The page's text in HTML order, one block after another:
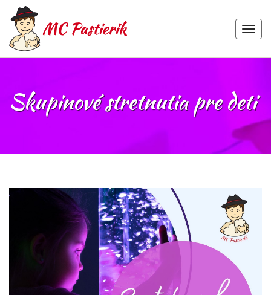
content
Skupinové stretnutia pre deti